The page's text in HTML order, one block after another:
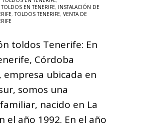
EN TENERIFE, INSTALACIÓN DE
,TOLDOS TENERIFE, VENTA DE
toldos Tenerife: En
Córdoba
empresa ubicada en
somos una
nacido en La
el año 1992. En el año